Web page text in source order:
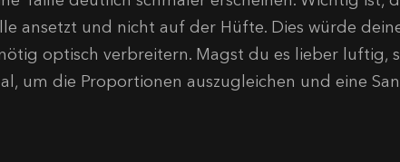
ansetzt und nicht auf der Hüfte. Dies würde
optisch verbreitern. Magst du es lieber luftig,
um die Proportionen auszugleichen und eine